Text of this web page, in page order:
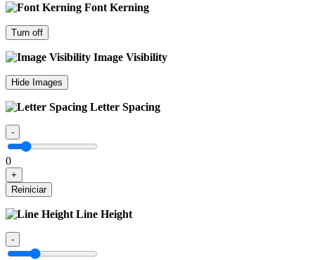
Font Kerning
Turn off
Image Visibility
Hide Images
Letter Spacing
-
0
+
Reiniciar
Line Height
-